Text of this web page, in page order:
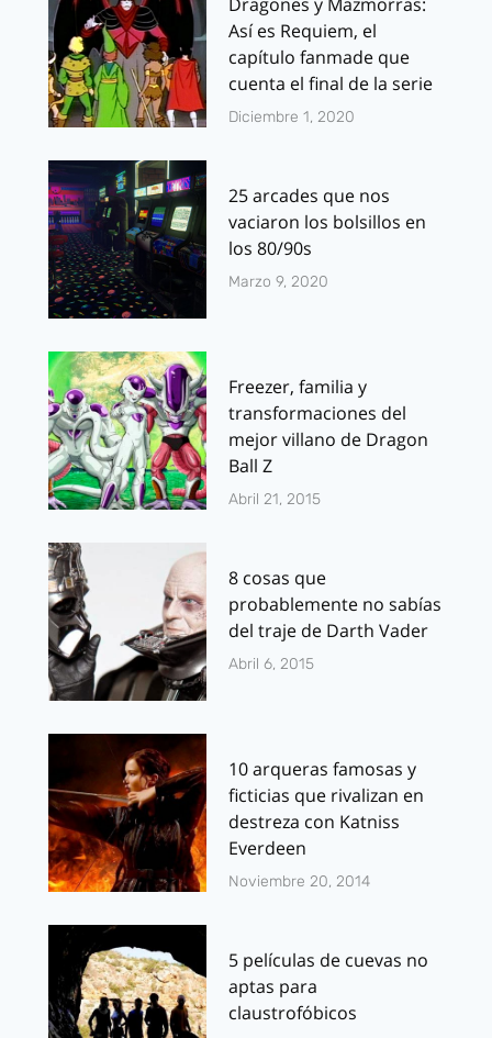
Así es Requiem, el
capítulo fanmade que
cuenta el final de la serie
Diciembre 1, 2020
25 arcades que nos
vaciaron los bolsillos en
los 80/90s
Marzo 9, 2020
Freezer, familia y
transformaciones del
mejor villano de Dragon
Ball Z
Abril 21, 2015
8 cosas que
probablemente no sabías
del traje de Darth Vader
Abril 6, 2015
10 arqueras famosas y
ficticias que rivalizan en
destreza con Katniss
Everdeen
Noviembre 20, 2014
5 películas de cuevas no
aptas para
claustrofóbicos